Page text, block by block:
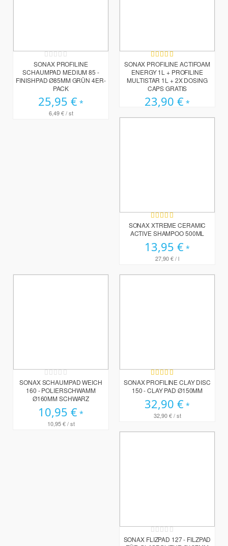
Rating:
0%
SONAX PROFILINE
SCHAUMPAD MEDIUM 85 -
FINISHPAD Ø85MM GRÜN 4ER-
PACK
25,95 €
6,49 €/ st
Bewertung:
97%
SONAX PROFILINE ACTIFOAM
ENERGY 1L + PROFILINE
MULTISTAR 1L + 2X DOSING
CAPS GRATIS
23,90 €
Bewertung:
84%
SONAX XTREME CERAMIC
ACTIVE SHAMPOO 500ML
13,95 €
27,90 €/ l
Rating:
0%
SONAX SCHAUMPAD WEICH
160 - POLIERSCHWAMM
Ø160MM SCHWARZ
10,95 €
10,95 €/ st
Bewertung:
100%
SONAX PROFILINE CLAY DISC
150 - CLAY PAD Ø150MM
32,90 €
32,90 €/ st
Rating:
0%
SONAX FLIZPAD 127 - FILZPAD